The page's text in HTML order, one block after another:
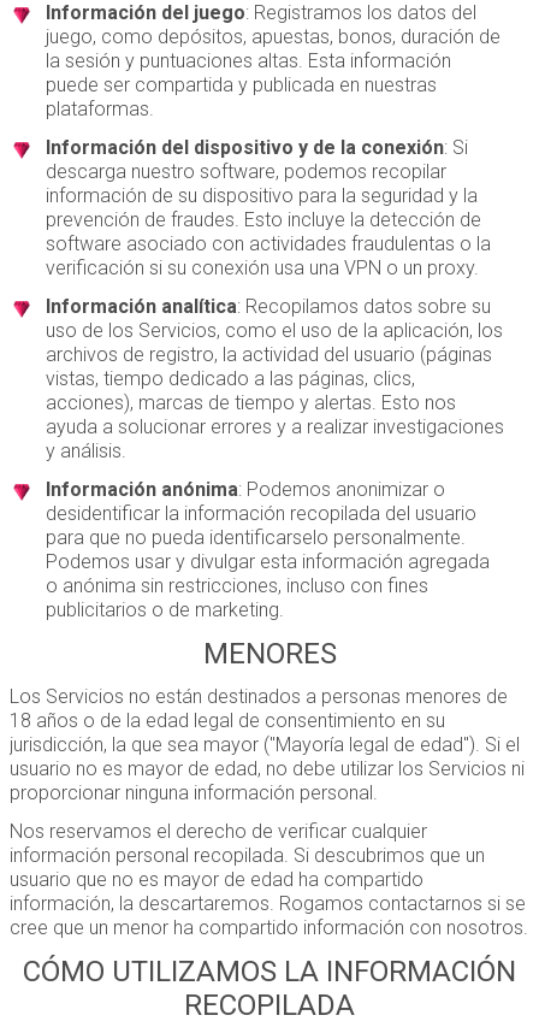
Información del juego: Registramos los datos del
juego, como depósitos, apuestas, bonos, duración de
la sesión y puntuaciones altas. Esta información
puede ser compartida y publicada en nuestras
plataformas.
Información del dispositivo y de la conexión: Si
descarga nuestro software, podemos recopilar
información de su dispositivo para la seguridad y la
prevención de fraudes. Esto incluye la detección de
software asociado con actividades fraudulentas o la
verificación si su conexión usa una VPN o un proxy.
Información analítica: Recopilamos datos sobre su
uso de los Servicios, como el uso de la aplicación, los
archivos de registro, la actividad del usuario (páginas
vistas, tiempo dedicado a las páginas, clics,
acciones), marcas de tiempo y alertas. Esto nos
ayuda a solucionar errores y a realizar investigaciones
y análisis.
Información anónima: Podemos anonimizar o
desidentificar la información recopilada del usuario
para que no pueda identificarselo personalmente.
Podemos usar y divulgar esta información agregada
o anónima sin restricciones, incluso con fines
publicitarios o de marketing.
MENORES
Los Servicios no están destinados a personas menores de
18 años o de la edad legal de consentimiento en su
jurisdicción, la que sea mayor ("Mayoría legal de edad"). Si el
usuario no es mayor de edad, no debe utilizar los Servicios ni
proporcionar ninguna información personal.
Nos reservamos el derecho de verificar cualquier
información personal recopilada. Si descubrimos que un
usuario que no es mayor de edad ha compartido
información, la descartaremos. Rogamos contactarnos si se
cree que un menor ha compartido información con nosotros.
CÓMO UTILIZAMOS LA INFORMACIÓN
RECOPILADA